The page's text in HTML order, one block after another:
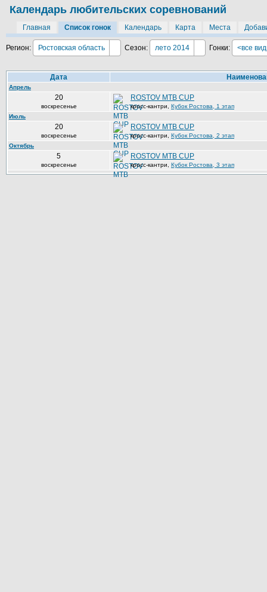
Календарь любительских соревнований
Главная Список гонок Календарь Карта Места
Регион: Ростовская область Сезон: лето 2014 Гонки: <все
Дата
Апрель
20
воскресенье
ROSTOV MTB CUP
кросс-кантри
Кубок Ростова, 1 этап
Июль
20
воскресенье
ROSTOV MTB CUP
кросс-кантри
Кубок Ростова, 2 этап
Октябрь
5
воскресенье
ROSTOV MTB CUP
кросс-кантри Кубок Ростова, 3 этап